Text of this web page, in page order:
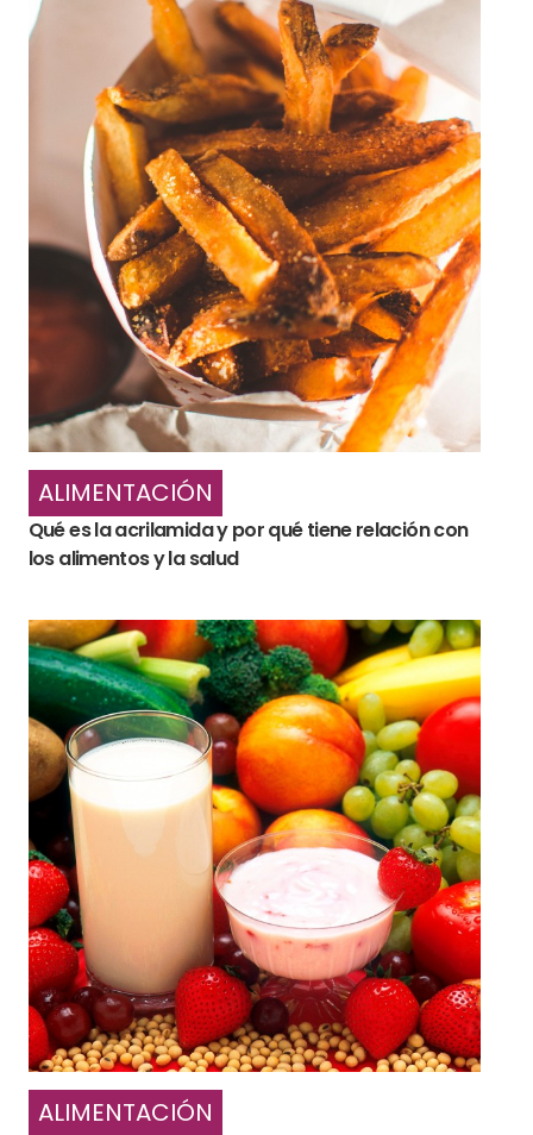
ALIMENTACIÓN
Qué es la acrilamida y por qué tiene relación con
los alimentos y la salud
ALIMENTACIÓN